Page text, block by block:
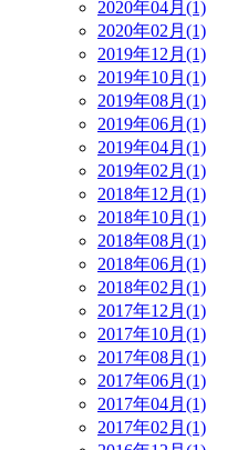
2020年04月(1)
2020年02月(1)
2019年12月(1)
2019年10月(1)
2019年08月(1)
2019年06月(1)
2019年04月(1)
2019年02月(1)
2018年12月(1)
2018年10月(1)
2018年08月(1)
2018年06月(1)
2018年02月(1)
2017年12月(1)
2017年10月(1)
2017年08月(1)
2017年06月(1)
2017年04月(1)
2017年02月(1)